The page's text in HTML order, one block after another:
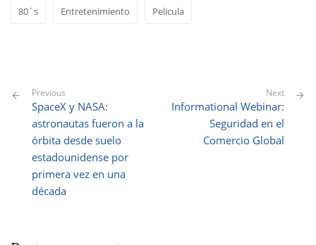
80´s Entretenimiento Pelicula
Previous
SpaceX y NASA:
astronautas fueron a la
órbita desde suelo
estadounidense por
primera vez en una
década
Next
Informational Webinar:
Seguridad en el
Comercio Global